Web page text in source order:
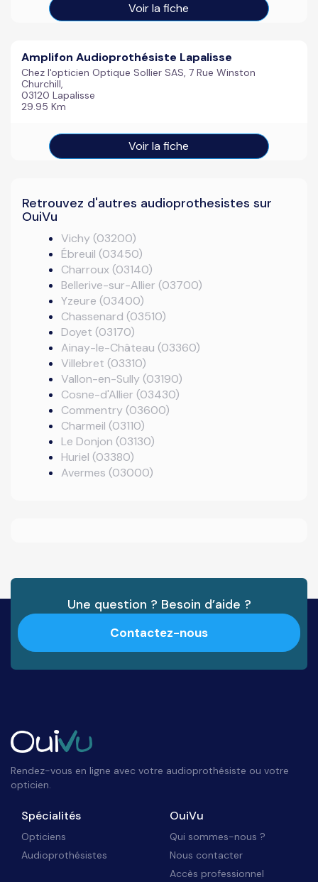
Voir la fiche
Amplifon Audioprothésiste Lapalisse
Chez l'opticien Optique Sollier SAS, 7 Rue Winston
Churchill,
03120 Lapalisse
29.95 Km
Voir la fiche
Retrouvez d'autres audioprothesistes sur
OuiVu
Vichy (03200)
Ébreuil (03450)
Charroux (03140)
Bellerive-sur-Allier (03700)
Yzeure (03400)
Chassenard (03510)
Doyet (03170)
Ainay-le-Château (03360)
Villebret (03310)
Vallon-en-Sully (03190)
Cosne-d'Allier (03430)
Commentry (03600)
Charmeil (03110)
Le Donjon (03130)
Huriel (03380)
Avermes (03000)
Une question ? Besoin d’aide ?
Contactez-nous
Rendez-vous en ligne avec votre audioprothésiste ou votre
opticien.
Spécialités
Opticiens
Audioprothésistes
OuiVu
Qui sommes-nous ?
Nous contacter
Accès professionnel